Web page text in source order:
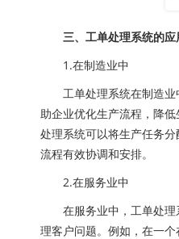
三、工单处理系统的应
1.在制造业中
工单处理系统在制造业
助企业优化生产流程，降
处理系统可以将生产任务
流程有效协调和安排。
2.在服务业中
在服务业中，工单处理
理客户问题。例如，在一